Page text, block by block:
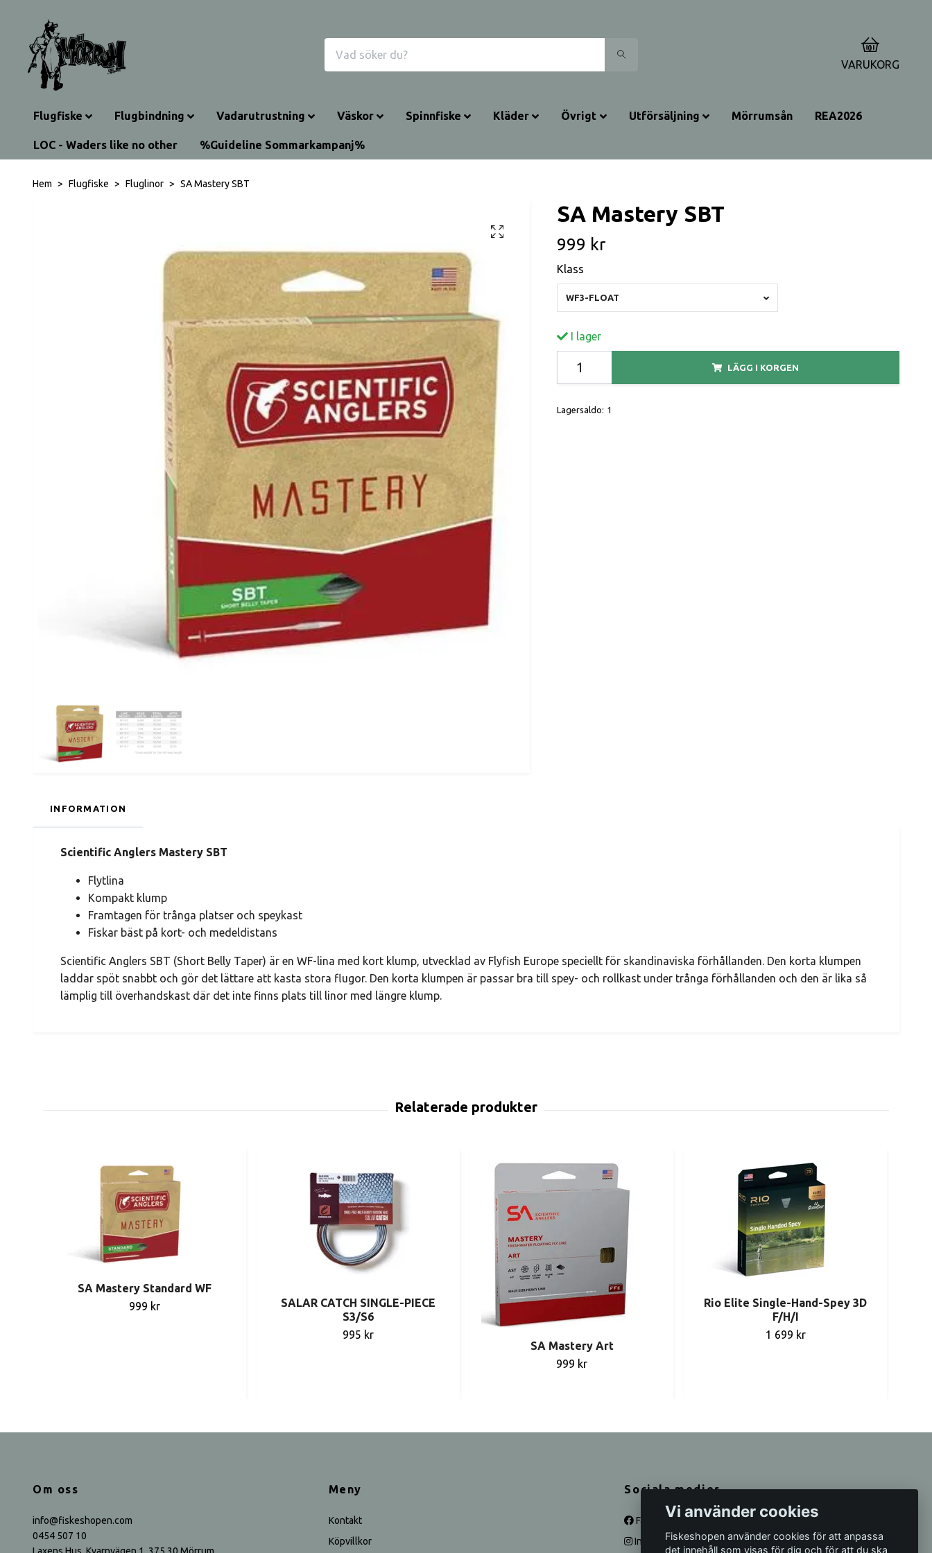
0
VARUKORG
Flugfiske Flugbindning Vadarutrustning Väskor Spinnfiske Kläder Övrigt Utförsäljning Mörrumsån REA2026
LOC - Waders like no other %Guideline Sommarkampanj%
Hem Flugfiske Fluglinor SA Mastery SBT
SA Mastery SBT
999 kr
Klass
WF3-FLOAT
I lager
LÄGG I KORGEN
Lagersaldo: 1
INFORMATION
Scientific Anglers Mastery SBT
Flytlina
Kompakt klump
Framtagen för trånga platser och speykast
Fiskar bäst på kort- och medeldistans
Scientific Anglers SBT (Short Belly Taper) är en WF-lina med kort klump, utvecklad av Flyfish Europe speciellt för skandinaviska förhållanden. Den korta klumpen
laddar spöt snabbt och gör det lättare att kasta stora flugor. Den korta klumpen är passar bra till spey- och rollkast under trånga förhållanden och den är lika så
lämplig till överhandskast där det inte finns plats till linor med längre klump.
SA Mastery Standard WF
999 kr
SALAR CATCH SINGLE-PIECE
S3/S6
995 kr
SA Mastery Art
999 kr
Rio Elite Single-Hand-Spey 3D
F/H/I
1 699 kr
Om oss
info@fiskeshopen.com
0454 507 10
Meny
Kontakt
Köpvillkor
Sociala medier
Facebook
Instagram
Vi använder cookies
Fiskeshopen använder cookies för att anpassa
det innehåll som visas för dig och för att du ska